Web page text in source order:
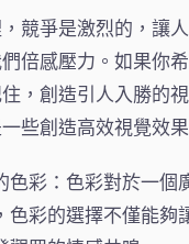
競爭是激烈的，讓
倍感壓力。如果你
，創造引人入勝的
些創造高效視覺效果
色彩：色彩對於一個
色彩的選擇不僅能夠